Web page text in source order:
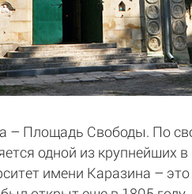
– Площадь Свободы. По
одной из крупнейших
имени Каразина –